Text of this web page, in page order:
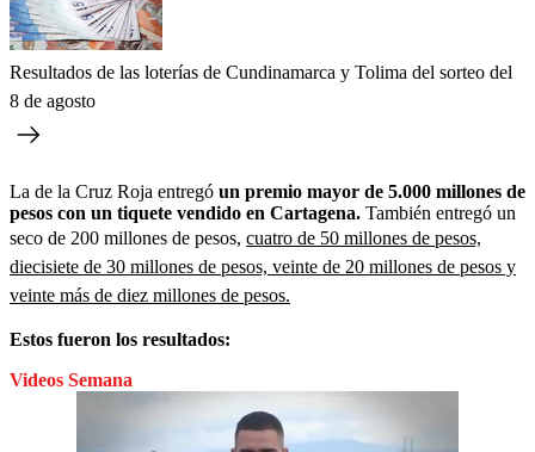
Resultados de las loterías de Cundinamarca y Tolima del sorteo del
8 de agosto
La de la Cruz Roja entregó un premio mayor de 5.000 millones de
pesos con un tiquete vendido en Cartagena. También entregó un
seco de 200 millones de pesos, cuatro de 50 millones de pesos,
diecisiete de 30 millones de pesos, veinte de 20 millones de pesos y
veinte más de diez millones de pesos.
Estos fueron los resultados:
Videos Semana